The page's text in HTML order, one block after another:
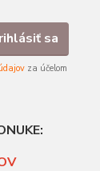
sa
za účelom